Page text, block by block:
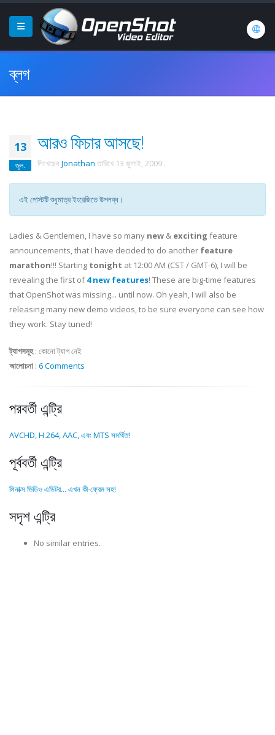
ব্লগ
13
জুল.
আরও ফিচার আসছে!
লিখেছেন Jonathan তারিখে 13 জুলাই, 2009 .
এই পোস্টটি শুধুমাত্র ইংরেজিতে উপলব্ধ।
Ladies & Gentlemen, I have so many new & exciting feature
announcements, that I have decided to do another feature
marathon!!! Starting tonight at 12:00 AM (CST / GMT-6), I will be
revealing the first of4 new features! These are big-time features
that OpenShot was missing... until now. Oh yeah, I will also be
releasing many new demo videos, to be sure everyone can see how
they work. Stay tuned!
ট্যাগসমূহ: কোনো ট্যাগ নেই
আলোচনা : 6 Comments
পরবর্তী এন্ট্রি
AVCHD, H.264, AAC, এবং MTS সমর্থিত!
পূর্ববর্তী এন্ট্রি
লিনাক্স ভিডিও এডিটর... এখন কী-ফ্রেম সহ!
সদৃশ এন্ট্রি
No similar entries.